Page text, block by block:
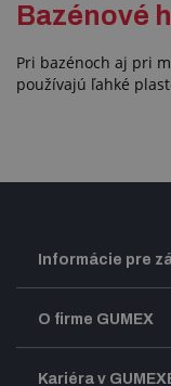
Bazénové
Pri bazénoch aj pri
používajú ľahké
Informácie pre
Doprava a
Obchodné
O firme GUMEX
Predstavenie firmy
Kariéra v